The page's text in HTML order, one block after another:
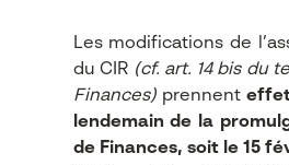
Les modifications de
du CIR (cf. art. 14 bis du
Finances)prennent
lendemain de la
de Finances, soit le 15